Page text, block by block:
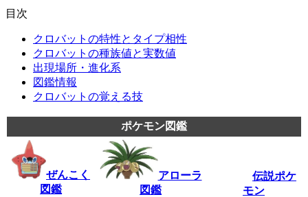
目次
クロバットの特性とタイプ相性
クロバットの種族値と実数値
出現場所・進化系
図鑑情報
クロバットの覚える技
ポケモン図鑑
ぜんこく
図鑑
アローラ
図鑑
伝説ポケ
モン